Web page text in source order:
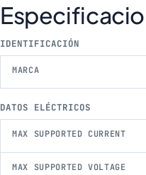
IDENTIFICACIÓN
MARCA
DATOS ELÉCTRICOS
MAX SUPPORTED CURRENT
MAX SUPPORTED VOLTAGE